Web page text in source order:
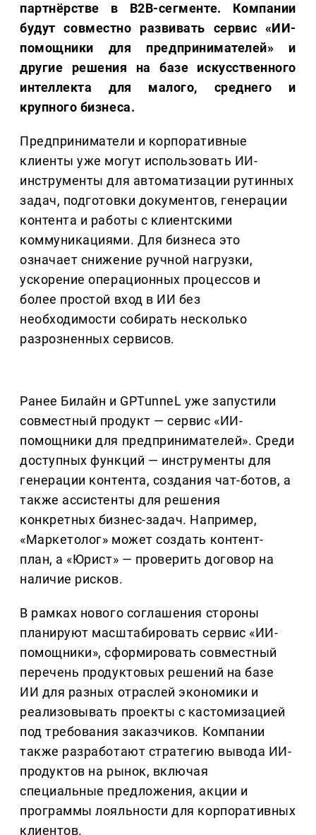
партнёрстве в B2B-сегменте. Компании
будут совместно развивать сервис «ИИ-
помощники для предпринимателей» и
другие решения на базе искусственного
интеллекта для малого, среднего и
крупного бизнеса.
Предприниматели и корпоративные
клиенты уже могут использовать ИИ-
инструменты для автоматизации рутинных
задач, подготовки документов, генерации
контента и работы с клиентскими
коммуникациями. Для бизнеса это
означает снижение ручной нагрузки,
ускорение операционных процессов и
более простой вход в ИИ без
необходимости собирать несколько
разрозненных сервисов.
Ранее Билайн и GPTunneL уже запустили
совместный продукт — сервис «ИИ-
помощники для предпринимателей». Среди
доступных функций — инструменты для
генерации контента, создания чат-ботов, а
также ассистенты для решения
конкретных бизнес-задач. Например,
«Маркетолог» может создать контент-
план, а «Юрист» — проверить договор на
наличие рисков.
В рамках нового соглашения стороны
планируют масштабировать сервис «ИИ-
помощники», сформировать совместный
перечень продуктовых решений на базе
ИИ для разных отраслей экономики и
реализовывать проекты с кастомизацией
под требования заказчиков. Компании
также разработают стратегию вывода ИИ-
продуктов на рынок, включая
специальные предложения, акции и
программы лояльности для корпоративных
клиентов.